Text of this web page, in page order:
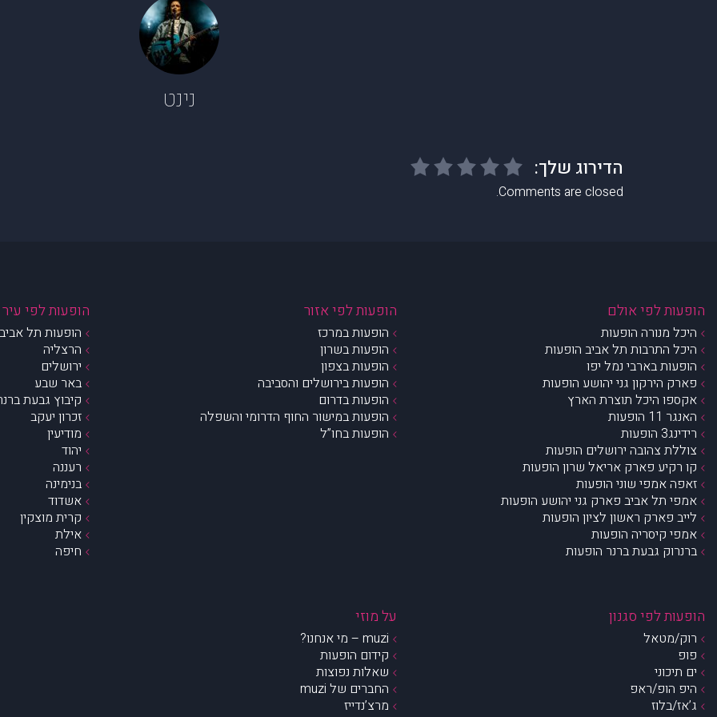
נינט
Comments are closed.
הופעות לפי אולם
היכל מנורה הופעות
היכל התרבות תל אביב הופעות
הופעות בארבי נמל יפו
פארק הירקון גני יהושע הופעות
אקספו היכל תוצרת הארץ
האנגר 11 הופעות
רידינג3 הופעות
צוללת צהובה ירושלים הופעות
קו רקיע פארק אריאל שרון הופעות
זאפה אמפי שוני הופעות
אמפי תל אביב פארק גני יהושע הופעות
לייב פארק ראשון לציון הופעות
אמפי קיסריה הופעות
ברנרוק גבעת ברנר הופעות
הופעות לפי אזור
הופעות במרכז
הופעות בשרון
הופעות בצפון
הופעות בירושלים והסביבה
הופעות בדרום
הופעות במישור החוף הדרומי והשפלה
הופעות בחו”ל
הופעות לפי עיר
הופעות תל
הרצליה
ירושלים
באר שבע
קיבוץ גבעת
זכרון יעקב
מודיעין
יהוד
רעננה
בנימינה
אשדוד
קרית מוצקין
אילת
חיפה
הופעות לפי סגנון
רוק/מטאל
פופ
ים תיכוני
היפ הופ/ראפ
ג’אז/בלוז
על מוזי
muzi – מי אנחנו?
קידום הופעות
שאלות נפוצות
החברים של muzi
מרצ’נדייז